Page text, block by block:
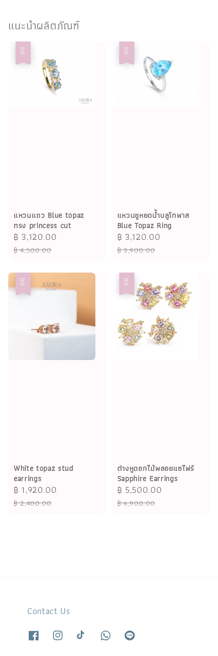
แนะนำผลิตภัณฑ์
ลด
แหวนแถว Blue topaz
ทรง princess cut
Sale
price
฿ 3,120.00
฿ 4,500.00
ลด
แหวนชูหยดน้ำบลูโทพาส
Blue Topaz Ring
Sale
price
฿ 3,120.00
฿ 3,900.00
ลด
White topaz stud
earrings
Sale
price
฿ 1,920.00
฿ 2,400.00
ลด
ต่างหูดอกไม้พลอยแซไฟร์
Sapphire Earrings
Sale
price
฿ 5,500.00
฿ 6,900.00
Contact Us